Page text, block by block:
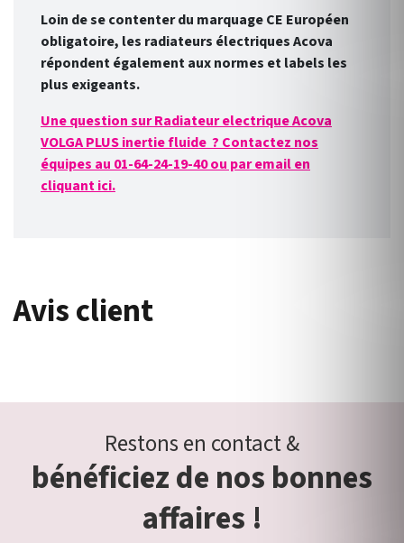
Loin de se contenter du marquage CE Européen
obligatoire, les radiateurs électriques Acova
répondent également aux normes et labels les
plus exigeants.
Une question sur Radiateur electrique Acova
VOLGA PLUS inertie fluide ? Contactez nos
équipes au 01-64-24-19-40 ou par email en
cliquant ici.
Avis client
Restons en contact &
bénéficiez de nos bonnes
affaires !